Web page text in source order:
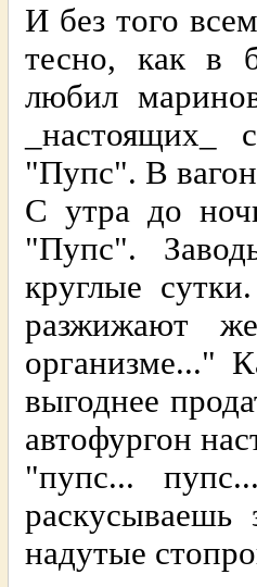
И без того
тесно, как в
любил
"Пупс". В
С утра до
"Пупс".
круглые
разжижают
организме..."
выгоднее
автофургон
"пупс...
раскусываешь
надутые